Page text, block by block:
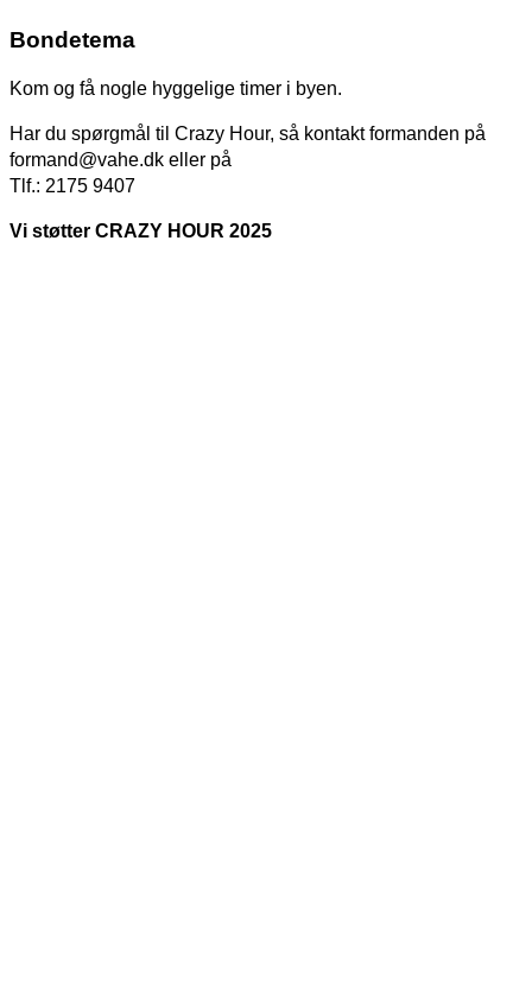
Bondetema
Kom og få nogle hyggelige timer i byen.
Har du spørgmål til Crazy Hour, så kontakt formanden på
formand@vahe.dk eller på
Tlf.: 2175 9407
Vi støtter CRAZY HOUR 2025